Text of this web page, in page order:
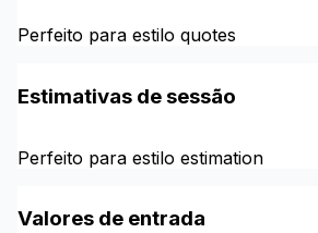
Perfeito para estilo quotes
Estimativas de sessão
Perfeito para estilo estimation
Valores de entrada